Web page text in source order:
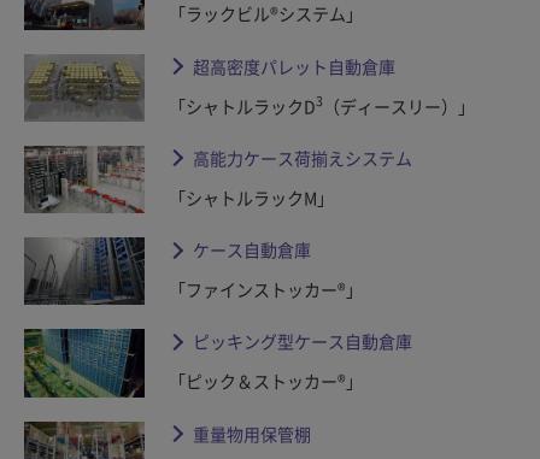
「ラックビル®システム」
超高密度パレット自動倉庫
「シャトルラックD3 （ディースリー）」
高能力ケース荷揃えシステム
「シャトルラックM」
ケース自動倉庫
「ファインストッカー®」
ピッキング型ケース自動倉庫
「ピック＆ストッカー®」
重量物用保管棚